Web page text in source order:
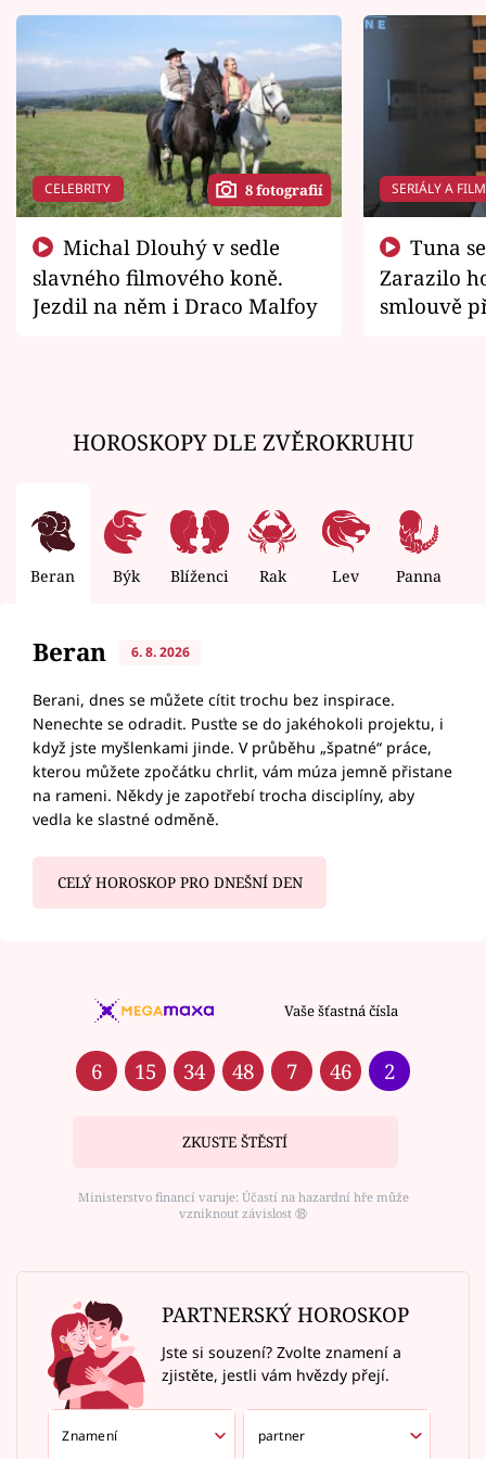
CELEBRITY 8 fotografií
slavného filmového koně.
Jezdil na něm i Draco Malfoy
SERIÁLY A
Zarazilo
smlouvě
HOROSKOPY DLE ZVĚROKRUHU
Beran Býk Blíženci Rak Lev Panna
Beran 6. 8. 2026
Berani, dnes se můžete cítit trochu bez inspirace.
Nenechte se odradit. Pusťte se do jakéhokoli projektu, i
když jste myšlenkami jinde. V průběhu „špatné“ práce,
kterou můžete zpočátku chrlit, vám múza jemně přistane
na rameni. Někdy je zapotřebí trocha disciplíny, aby
vedla ke slastné odměně.
CELÝ HOROSKOP PRO DNEŠNÍ DEN
Vaše šťastná čísla
6 15 34 48 7 46 2
ZKUSTE ŠTĚSTÍ
Ministerstvo financí varuje: Účastí na hazardní hře může
vzniknout závislost ⑱
PARTNERSKÝ HOROSKOP
Jste si souzení? Zvolte znamení a
zjistěte, jestli vám hvězdy přejí.